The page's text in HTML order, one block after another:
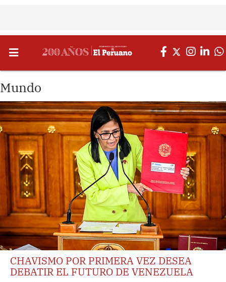
Mundo
CHAVISMO POR PRIMERA VEZ DESEA
DEBATIR EL FUTURO DE VENEZUELA